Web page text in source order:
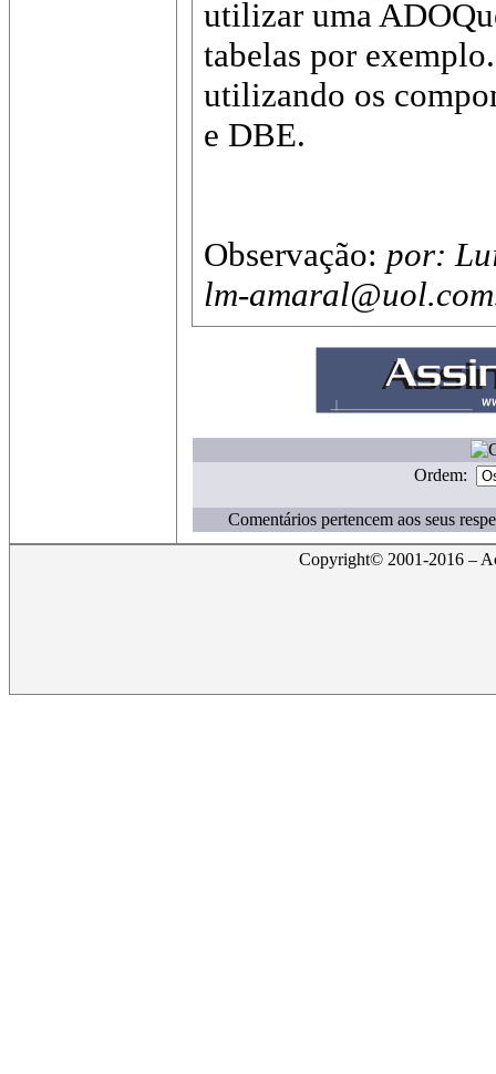
utilizar uma
tabelas por
utilizando os
e DBE.
Observação: por:
lm-
Ordem:
Comentários pertencem aos seus
Copyright© 2001-2016 –